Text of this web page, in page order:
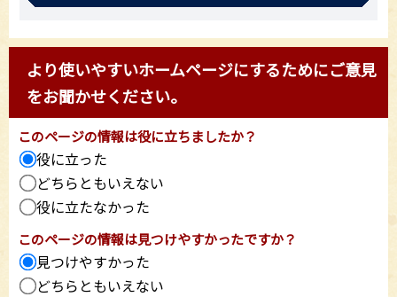
より使いやすいホームページにするためにご意見
をお聞かせください。
このページの情報は役に立ちましたか？
役に立った
どちらともいえない
役に立たなかった
このページの情報は見つけやすかったですか？
見つけやすかった
どちらともいえない